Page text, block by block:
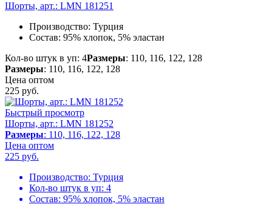
Шорты, арт.: LMN 181251
Производство: Турция
Состав: 95% хлопок, 5% эластан
Кол-во штук в уп: 4Размеры: 110, 116, 122, 128
Размеры: 110, 116, 122, 128
Цена оптом
225 руб.
Быстрый просмотр
Шорты, арт.: LMN 181252
Размеры: 110, 116, 122, 128
Цена оптом
225 руб.
Производство: Турция
Кол-во штук в уп: 4
Состав: 95% хлопок, 5% эластан